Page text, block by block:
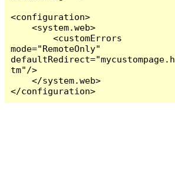
<configuration>
    <system.web>
        <customErrors
mode="RemoteOnly"
defaultRedirect="mycustompage.h
tm"/>
    </system.web>
</configuration>